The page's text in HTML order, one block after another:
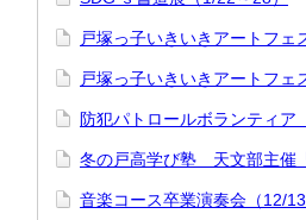
戸塚っ子いきいきアートフェ
戸塚っ子いきいきアートフェ
防犯パトロールボランティ
冬の戸高学び塾 天文部主催
音楽コース卒業演奏会（12/13